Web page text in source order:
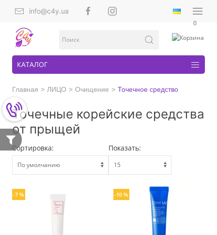
info@c4y.ua
0
КАТАЛОГ
Главная ЛИЦО Очищение Точечное средство
Точечные корейские средства
от прыщей
Сортировка: Показать:
-7 % -10 %